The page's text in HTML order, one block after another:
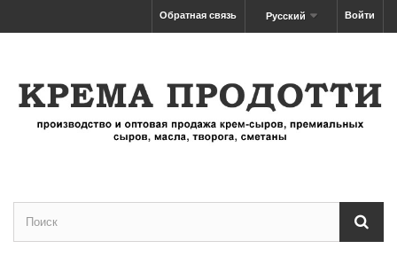
Войти
Русский
Обратная связь